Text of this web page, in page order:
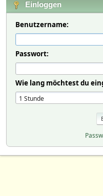
Einloggen
Benutzername:
Passwort:
Wie lang möchtest du